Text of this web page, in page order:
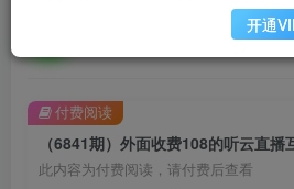
此内容为付费阅读，请付费后查看
付费阅读
开通